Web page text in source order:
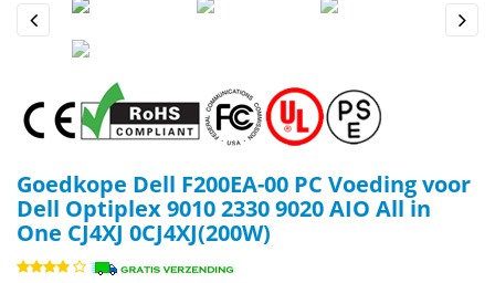
Previous
Goedkope Dell F200EA-00 PC Voeding voor
Dell Optiplex 9010 2330 9020 AIO All in
One CJ4XJ 0CJ4XJ(200W)